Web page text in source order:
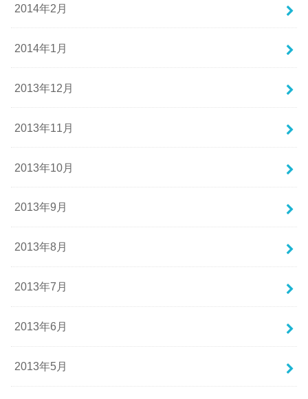
2014年2月
2014年1月
2013年12月
2013年11月
2013年10月
2013年9月
2013年8月
2013年7月
2013年6月
2013年5月